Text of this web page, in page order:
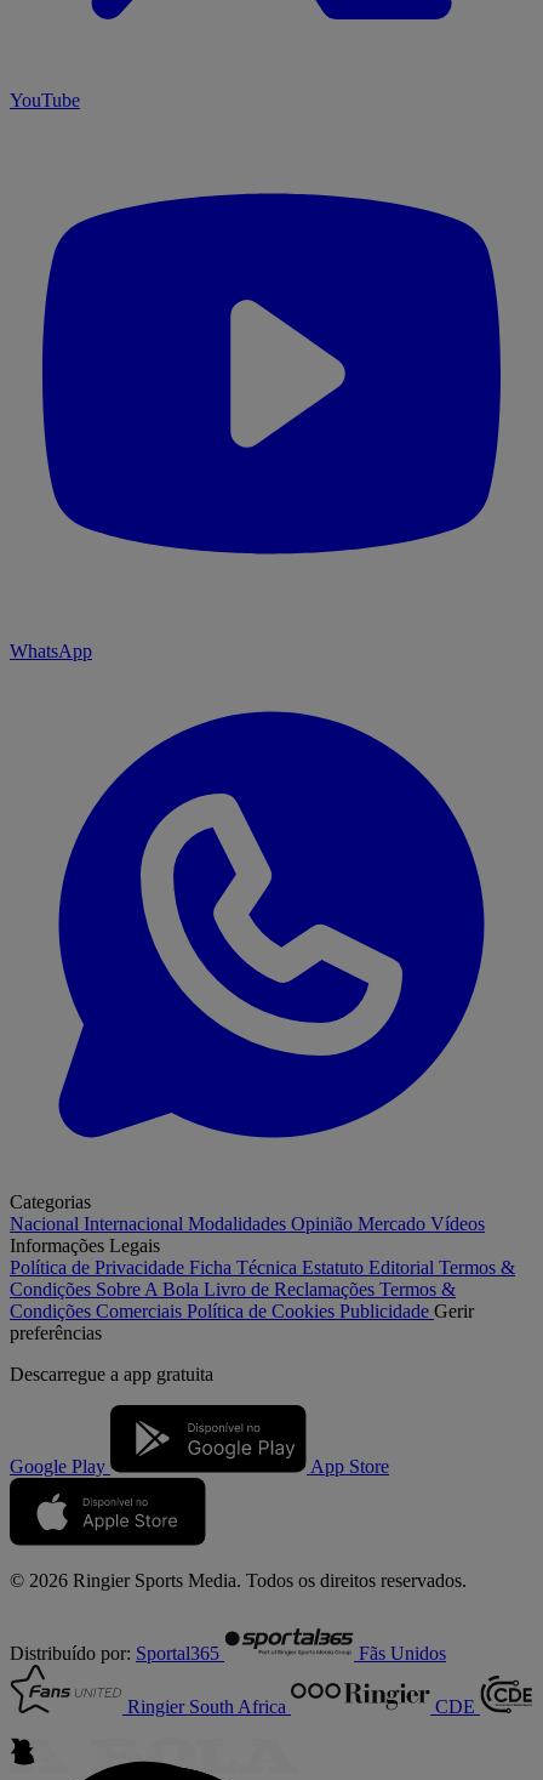
YouTube
WhatsApp
Categorias
Nacional Internacional Modalidades Opinião Mercado Vídeos
Informações Legais
Política de Privacidade Ficha Técnica Estatuto Editorial Termos &
Condições Sobre A Bola Livro de Reclamações Termos &
Condições Comerciais Política de Cookies Publicidade Gerir
preferências
Descarregue a app gratuita
Google Play App Store
© 2026 Ringier Sports Media. Todos os direitos reservados.
Distribuído por: Sportal365 Fãs Unidos
Ringier South Africa CDE